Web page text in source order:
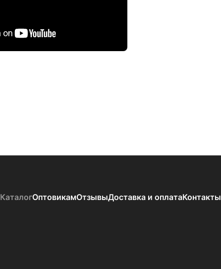
КаталогОптовикамОтзывыДоставка и оплатаКонтакты